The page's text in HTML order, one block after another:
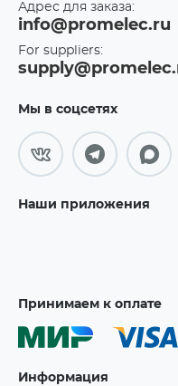
Адрес для заказа:
info@promelec.ru
For suppliers:
Мы в соцсетях
Наши приложения
Принимаем к оплате
Информация